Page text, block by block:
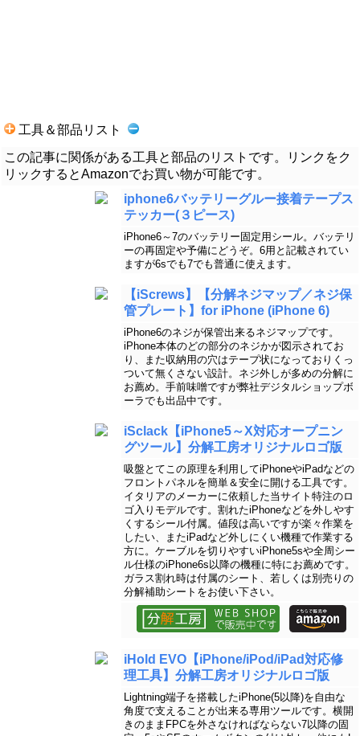
工具＆部品リスト
この記事に関係がある工具と部品のリストです。リンクをク
リックするとAmazonでお買い物が可能です。
iphone6バッテリーグルー接着テープス
テッカー(３ピース)
iPhone6～7のバッテリー固定用シール。バッテリ
ーの再固定や予備にどうぞ。6用と記載されてい
ますが6sでも7でも普通に使えます。
【iScrews】【分解ネジマップ／ネジ保
管プレート】for iPhone (iPhone 6)
iPhone6のネジが保管出来るネジマップです。
iPhone本体のどの部分のネジかが図示されてお
り、また収納用の穴はテープ状になっておりくっ
ついて無くさない設計。ネジ外しが多めの分解に
お薦め。手前味噌ですが弊社デジタルショップボ
ーラでも出品中です。
iSclack【iPhone5～X対応オープニン
グツール】分解工房オリジナルロゴ版
吸盤とてこの原理を利用してiPhoneやiPadなどの
フロントパネルを簡単＆安全に開ける工具です。
イタリアのメーカーに依頼した当サイト特注のロ
ゴ入りモデルです。割れたiPhoneなどを外しやす
くするシール付属。値段は高いですが楽々作業を
したい、またiPadなど外しにくい機種で作業する
方に。ケーブルを切りやすいiPhone5sや全周シー
ル仕様のiPhone6s以降の機種に特にお薦めです。
ガラス割れ時は付属のシート、若しくは別売りの
分解補助シートをお使い下さい。
iHold EVO【iPhone/iPod/iPad対応修
理工具】分解工房オリジナルロゴ版
Lightning端子を搭載したiPhone(5以降)を自由な
角度で支えることが出来る専用ツールです。横開
きのままFPCを外さなければならない7以降の固